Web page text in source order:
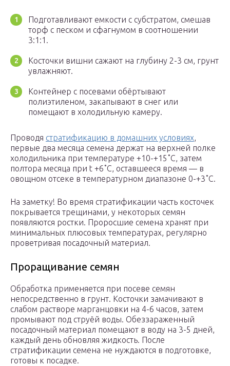
Подготавливают емкости с субстратом, смешав
торф с песком и сфагнумом в соотношении
3:1:1.
Косточки вишни сажают на глубину 2-3 см, грунт
увлажняют.
Контейнер с посевами обёртывают
полиэтиленом, закапывают в снег или
помещают в холодильную камеру.
Проводя стратификацию в домашних условиях,
первые два месяца семена держат на верхней полке
холодильника при температуре +10-+15˚С, затем
полтора месяца при t +6˚С, оставшееся время — в
овощном отсеке в температурном диапазоне 0-+3˚С.
На заметку! Во время стратификации часть косточек
покрывается трещинами, у некоторых семян
появляются ростки. Проросшие семена хранят при
минимальных плюсовых температурах, регулярно
проветривая посадочный материал.
Проращивание семян
Обработка применяется при посеве семян
непосредственно в грунт. Косточки замачивают в
слабом растворе марганцовки на 4-6 часов, затем
промывают под струёй воды. Обеззараженный
посадочный материал помещают в воду на 3-5 дней,
каждый день обновляя жидкость. После
стратификации семена не нуждаются в подготовке,
готовы к посадке.